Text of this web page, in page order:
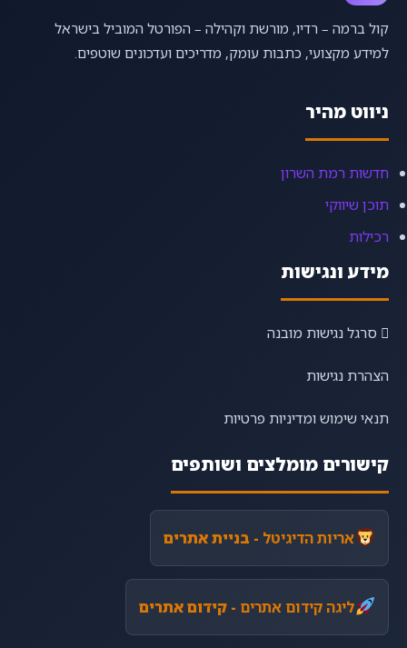
קול ברמה – רדיו, מורשת וקהילה – הפורטל המוביל בישראל
למידע מקצועי, כתבות עומק, מדריכים ועדכונים שוטפים.
ניווט מהיר
חדשות רמת השרון
תוכן שיווקי
רכילות
מידע ונגישות
סרגל נגישות מובנה
הצהרת נגישות
תנאי שימוש ומדיניות פרטיות
קישורים מומלצים ושותפים
אריות הדיגיטל- בניית אתרים
ליגה קידום אתרים- קידום אתרים